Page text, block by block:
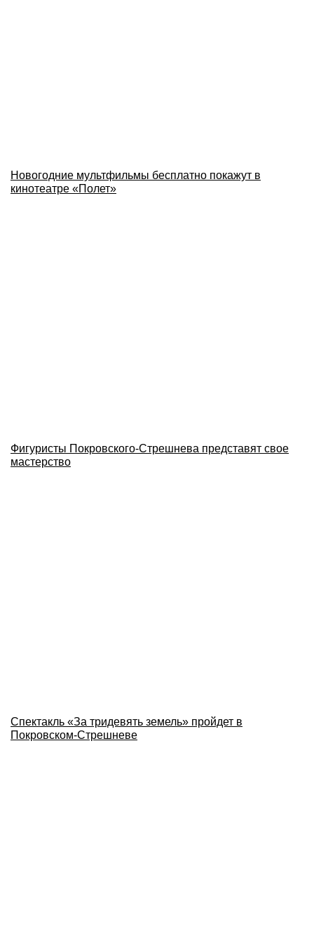
Новогодние мультфильмы бесплатно покажут в
кинотеатре «Полет»
Фигуристы Покровского-Стрешнева представят свое
мастерство
Спектакль «За тридевять земель» пройдет в
Покровском-Стрешневе